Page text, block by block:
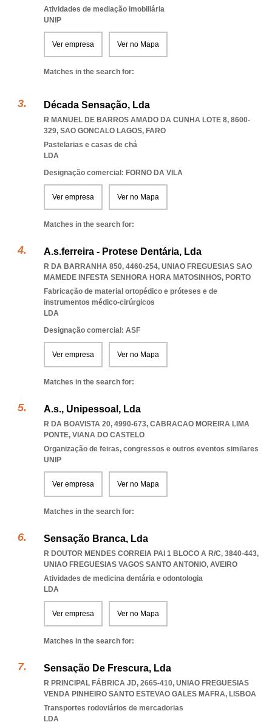
Atividades de mediação imobiliária
UNIP
Ver empresa Ver no Mapa
Matches in the search for:
Década Sensação, Lda
R MANUEL DE BARROS AMADO DA CUNHA LOTE 8, 8600-
329, SAO GONCALO LAGOS, FARO
Pastelarias e casas de chá
LDA
Designação comercial: FORNO DA VILA
Ver empresa Ver no Mapa
Matches in the search for:
A.s.ferreira - Protese Dentária, Lda
R DA BARRANHA 850, 4460-254, UNIAO FREGUESIAS SAO
MAMEDE INFESTA SENHORA HORA MATOSINHOS, PORTO
Fabricação de material ortopédico e próteses e de
instrumentos médico-cirúrgicos
LDA
Designação comercial: ASF
Ver empresa Ver no Mapa
Matches in the search for:
A.s., Unipessoal, Lda
R DA BOAVISTA 20, 4990-673, CABRACAO MOREIRA LIMA
PONTE, VIANA DO CASTELO
Organização de feiras, congressos e outros eventos similares
UNIP
Ver empresa Ver no Mapa
Matches in the search for:
Sensação Branca, Lda
R DOUTOR MENDES CORREIA PAI 1 BLOCO A R/C, 3840-443,
UNIAO FREGUESIAS VAGOS SANTO ANTONIO, AVEIRO
Atividades de medicina dentária e odontologia
LDA
Ver empresa Ver no Mapa
Matches in the search for:
Sensação De Frescura, Lda
R PRINCIPAL FÁBRICA JD, 2665-410, UNIAO FREGUESIAS
VENDA PINHEIRO SANTO ESTEVAO GALES MAFRA, LISBOA
Transportes rodoviários de mercadorias
LDA